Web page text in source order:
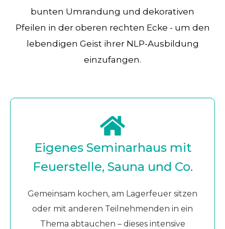
Eigenes Seminarhaus mit
Feuerstelle, Sauna und Co.
Gemeinsam kochen, am Lagerfeuer sitzen
oder mit anderen Teilnehmenden in ein
Thema abtauchen – dieses intensive